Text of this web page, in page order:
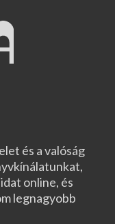
és a valóság
online, és
legnagyobb